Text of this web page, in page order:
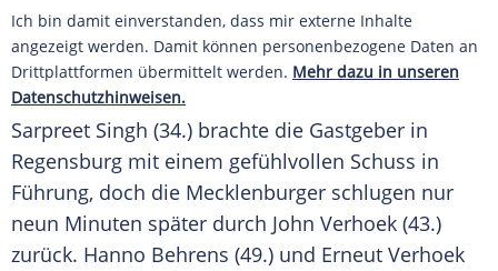
Ich bin damit einverstanden, dass mir externe Inhalte
angezeigt werden. Damit können personenbezogene Daten an
Drittplattformen übermittelt werden. Mehr dazu in unseren
Datenschutzhinweisen.
Sarpreet Singh (34.) brachte die Gastgeber in
Regensburg mit einem gefühlvollen Schuss in
Führung, doch die Mecklenburger schlugen nur
neun Minuten später durch John Verhoek (43.)
zurück. Hanno Behrens (49.) und Erneut Verhoek